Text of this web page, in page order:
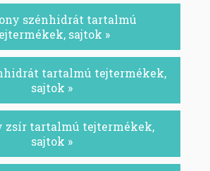
szénhidrát tartalmú
sajtok »
tartalmú tejtermékek,
sajtok »
zsír tartalmú tejtermékek,
sajtok »